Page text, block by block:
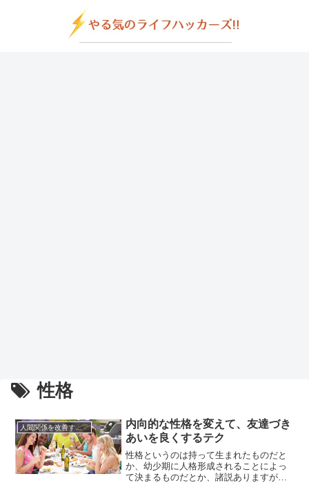
性格
人間関係を改善する方法
内向的な性格を変えて、友達づき
あいを良くするテク
性格というのは持って生まれたものだと
か、幼少期に人格形成されることによっ
て決まるものだとか、諸説ありますが、